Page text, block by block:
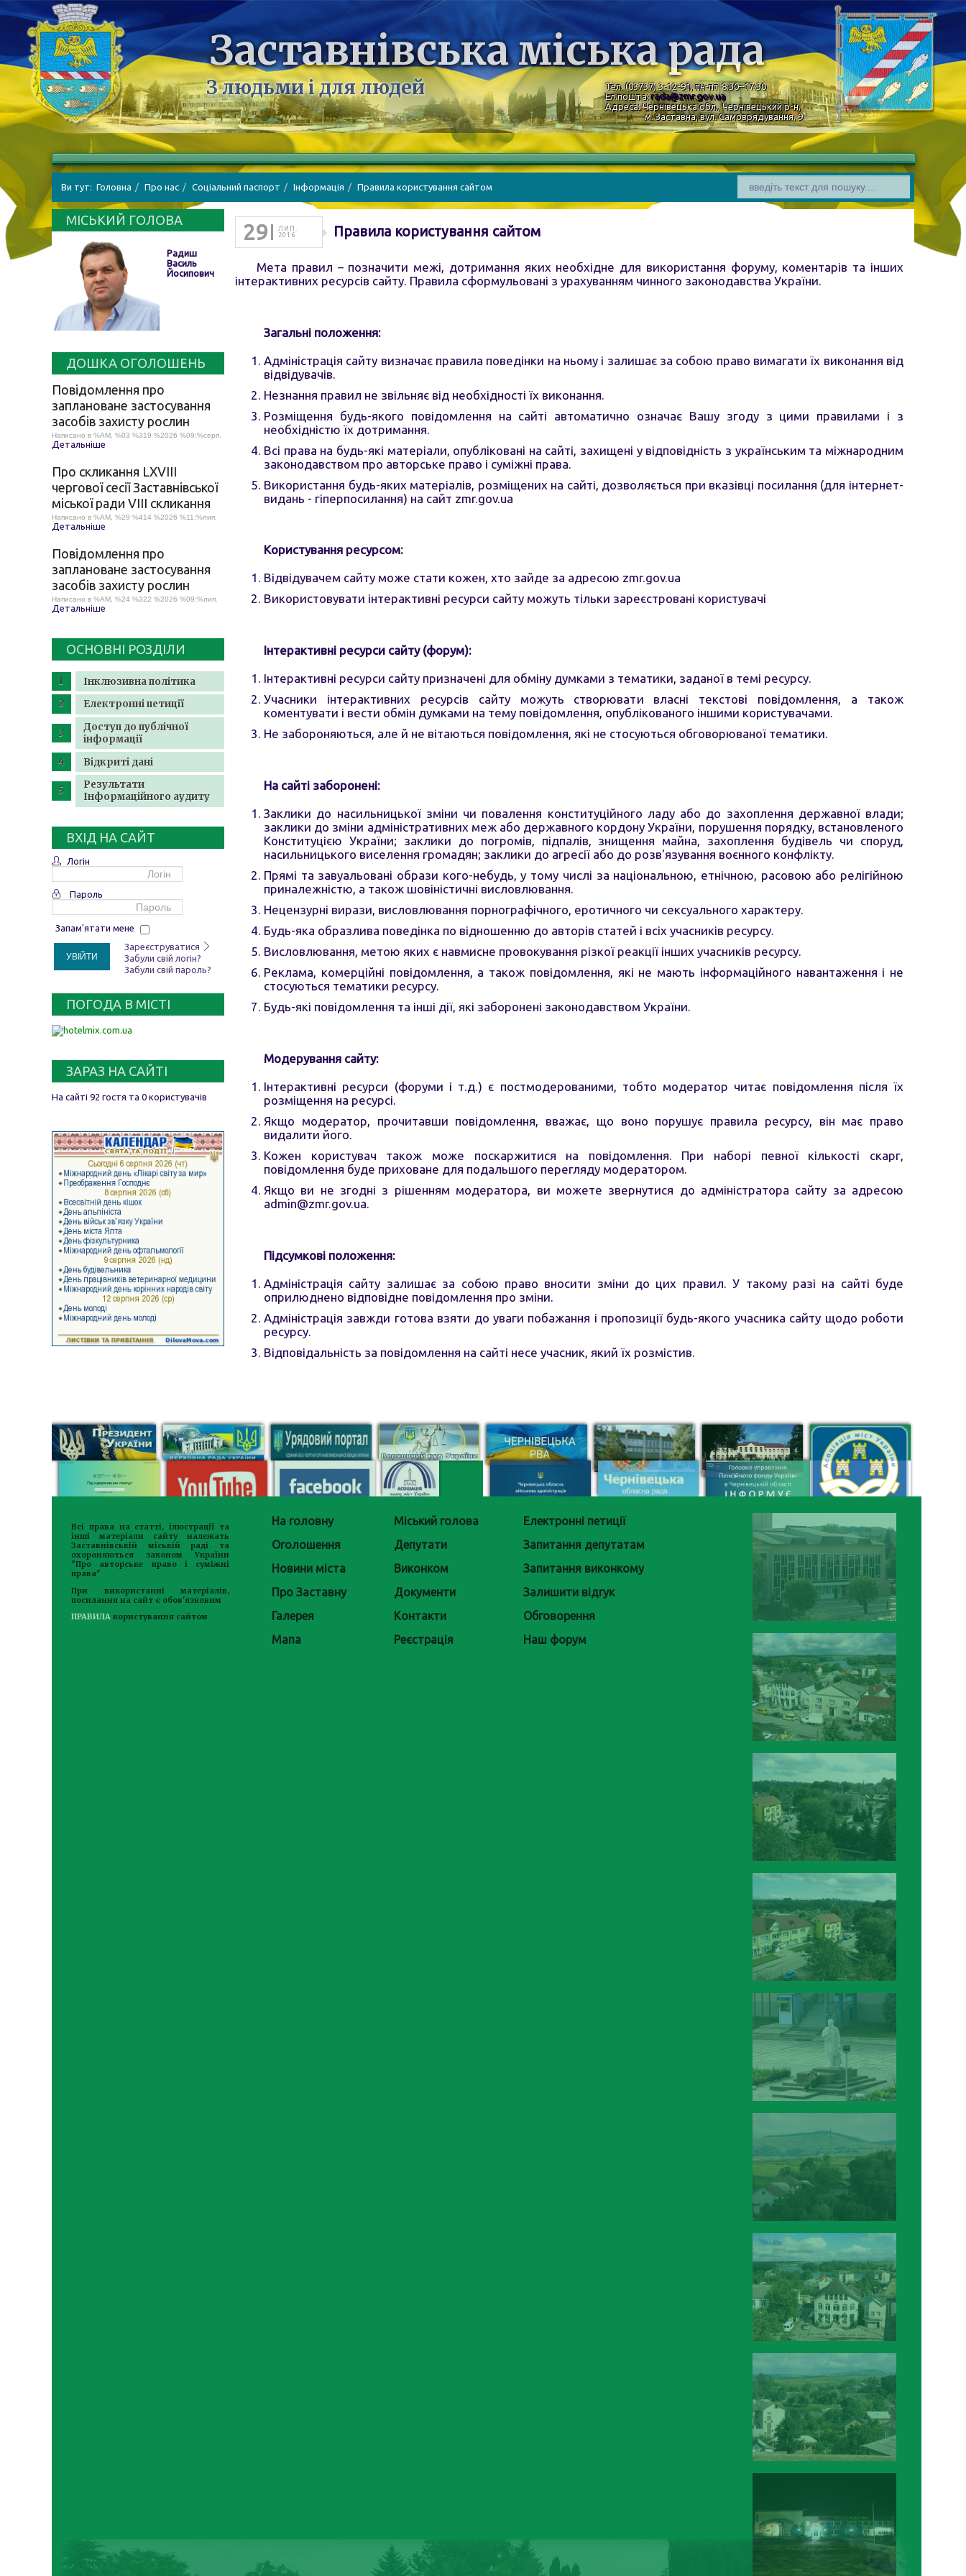
Заставнівська міська рада
З людьми і для людей
Тел. (03737) 3-12-91, пн-пт 8:30–17:30
Ел.пошта:rada@zmr.gov.ua
Адреса: Чернівецька обл., Чернівецький р-н,
м. Заставна, вул. Самоврядування, 9
Ви тут: Головна Про нас Соціальний паспорт Інформація Правила користування сайтом
МІСЬКИЙ ГОЛОВА
Радиш
Василь
Йосипович
ДОШКА ОГОЛОШЕНЬ
Повідомлення про
заплановане застосування
засобів захисту рослин
Написано в %AM, %03 %319 %2026 %09:%серп.
Детальніше
Про скликання LХVІІІ
чергової сесії Заставнівської
міської ради VIII скликання
Написано в %AM, %29 %414 %2026 %11:%лип.
Детальніше
Повідомлення про
заплановане застосування
засобів захисту рослин
Написано в %AM, %24 %322 %2026 %09:%лип.
Детальніше
ОСНОВНІ РОЗДІЛИ
Інклюзивна політика
Електронні петиції
Доступ до публічної
інформації
Відкриті дані
Результати
Інформаційного аудиту
ВХІД НА САЙТ
Логін
Пароль
Запам'ятати мене
УВІЙТИ
Зареєструватися
Забули свій логін?
Забули свій пароль?
ПОГОДА В МІСТІ
ЗАРАЗ НА САЙТІ
На сайті 92 гостя та 0 користувачів
29
ЛИП.
2016
Правила користування сайтом
Мета правил – позначити межі, дотримання яких необхідне для використання форуму, коментарів та інших
інтерактивних ресурсів сайту. Правила сформульовані з урахуванням чинного законодавства України.
Загальні положення:
Адміністрація сайту визначає правила поведінки на ньому і залишає за собою право вимагати їх виконання від
відвідувачів.
Незнання правил не звільняє від необхідності їх виконання.
Розміщення будь-якого повідомлення на сайті автоматично означає Вашу згоду з цими правилами і з
необхідністю їх дотримання.
Всі права на будь-які матеріали, опубліковані на сайті, захищені у відповідність з українським та міжнародним
законодавством про авторське право і суміжні права.
Використання будь-яких матеріалів, розміщених на сайті, дозволяється при вказівці посилання (для інтернет-
видань - гіперпосилання) на сайт zmr.gov.ua
Користування ресурсом:
Відвідувачем сайту може стати кожен, хто зайде за адресою zmr.gov.ua
Використовувати інтерактивні ресурси сайту можуть тільки зареєстровані користувачі
Інтерактивні ресурси сайту (форум):
Інтерактивні ресурси сайту призначені для обміну думками з тематики, заданої в темі ресурсу.
Учасники інтерактивних ресурсів сайту можуть створювати власні текстові повідомлення, а також
коментувати і вести обмін думками на тему повідомлення, опублікованого іншими користувачами.
Не забороняються, але й не вітаються повідомлення, які не стосуються обговорюваної тематики.
На сайті заборонені:
Заклики до насильницької зміни чи повалення конституційного ладу або до захоплення державної влади;
заклики до зміни адміністративних меж або державного кордону України, порушення порядку, встановленого
Конституцією України; заклики до погромів, підпалів, знищення майна, захоплення будівель чи споруд,
насильницького виселення громадян; заклики до агресії або до розв'язування воєнного конфлікту.
Прямі та завуальовані образи кого-небудь, у тому числі за національною, етнічною, расовою або релігійною
приналежністю, а також шовіністичні висловлювання.
Нецензурні вирази, висловлювання порнографічного, еротичного чи сексуального характеру.
Будь-яка образлива поведінка по відношенню до авторів статей і всіх учасників ресурсу.
Висловлювання, метою яких є навмисне провокування різкої реакції інших учасників ресурсу.
Реклама, комерційні повідомлення, а також повідомлення, які не мають інформаційного навантаження і не
стосуються тематики ресурсу.
Будь-які повідомлення та інші дії, які заборонені законодавством України.
Модерування сайту:
Інтерактивні ресурси (форуми і т.д.) є постмодерованими, тобто модератор читає повідомлення після їх
розміщення на ресурсі.
Якщо модератор, прочитавши повідомлення, вважає, що воно порушує правила ресурсу, він має право
видалити його.
Кожен користувач також може поскаржитися на повідомлення. При наборі певної кількості скарг,
повідомлення буде приховане для подальшого перегляду модератором.
Якщо ви не згодні з рішенням модератора, ви можете звернутися до адміністратора сайту за адресою
admin@zmr.gov.ua
Підсумкові положення:
Адміністрація сайту залишає за собою право вносити зміни до цих правил. У такому разі на сайті буде
оприлюднено відповідне повідомлення про зміни.
Адміністрація завжди готова взяти до уваги побажання і пропозиції будь-якого учасника сайту щодо роботи
ресурсу.
Відповідальність за повідомлення на сайті несе учасник, який їх розмістив.
Всі права на статті, ілюстрації та
інші матеріали сайту належать
Заставнівській міській раді та
охороняються законом України
"Про авторське право і суміжні
права"
При використанні матеріалів,
посилання на сайт є обов'язковим
ПРАВИЛА користування сайтом
На головну
Оголошення
Новини міста
Про Заставну
Галерея
Мапа
Міський голова
Депутати
Виконком
Документи
Контакти
Реєстрація
Електронні петиції
Запитання депутатам
Запитання виконкому
Залишити відгук
Обговорення
Наш форум